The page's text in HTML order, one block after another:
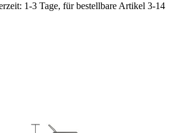
1-3 Tage, für bestellbare Artikel 3-14